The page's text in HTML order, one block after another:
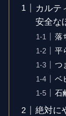
カルテ
安全な
落
平
つ
ベ
石
絶対に